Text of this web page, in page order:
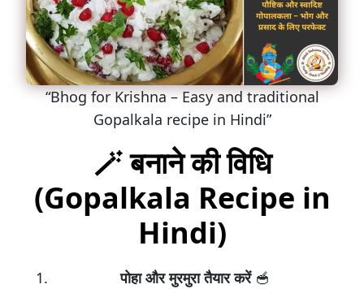
“Bhog for Krishna – Easy and traditional
Gopalkala recipe in Hindi”
🪄बनाने की विधि
(Gopalkala Recipe in
Hindi)
पोहा और मुरमुरा तैयार करें🥣